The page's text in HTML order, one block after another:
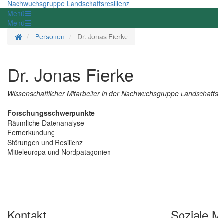
Nachwuchsgruppe Landschaftsresilienz
Menü
Menü
Startseite
Personen Dr. Jonas Fierke
Dr. Jonas Fierke
Wissenschaftlicher Mitarbeiter in der Nachwuchsgruppe
Forschungsschwerpunkte
Räumliche Datenanalyse
Fernerkundung
Störungen und Resilienz
Mitteleuropa und Nordpatagonien
Kontakt Soziale